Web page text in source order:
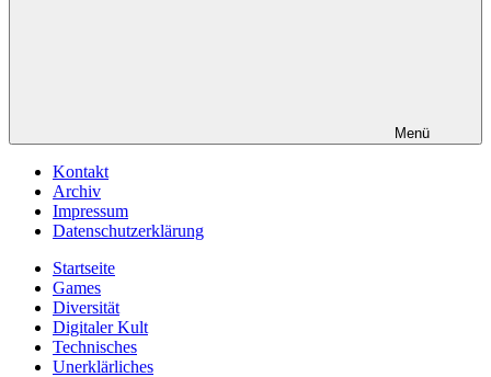
Menü
Kontakt
Archiv
Impressum
Datenschutzerklärung
Startseite
Games
Diversität
Digitaler Kult
Technisches
Unerklärliches